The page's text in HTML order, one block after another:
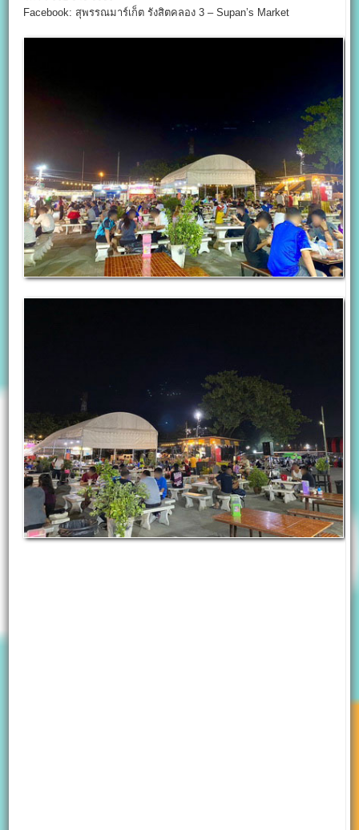
Facebook: สุพรรณมาร์เก็ต รังสิตคลอง 3 – Supan’s Market